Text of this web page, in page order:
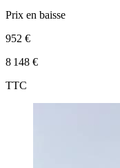
Prix en baisse
952 €
8 148 €
TTC